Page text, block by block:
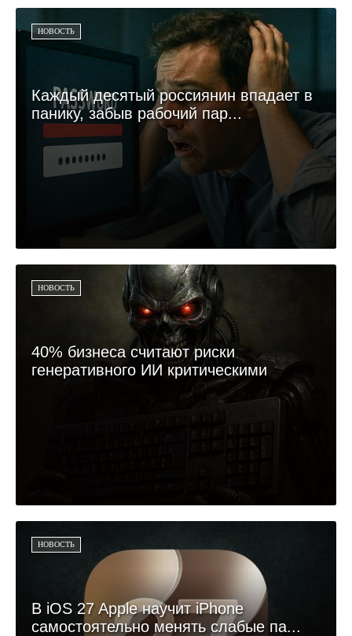
НОВОСТЬ
Каждый десятый россиянин впадает в
панику, забыв рабочий пар...
НОВОСТЬ
40% бизнеса считают риски
генеративного ИИ критическими
НОВОСТЬ
В iOS 27 Apple научит iPhone
самостоятельно менять слабые па...